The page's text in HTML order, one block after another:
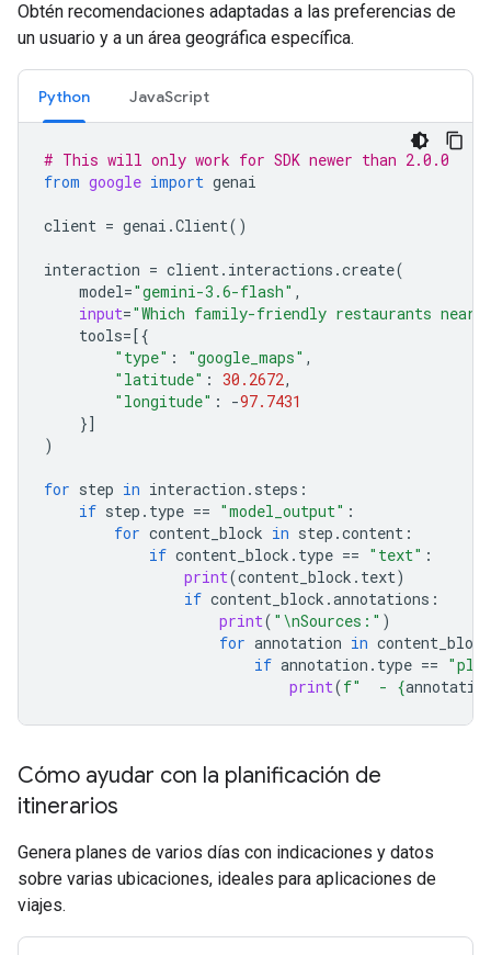
Obtén recomendaciones adaptadas a las preferencias de
un usuario y a un área geográfica específica.
Python JavaScript
# This will only work for SDK newer than 2.0.0
from google import genai
client = genai .Client()
interaction = client. interactions .create(
model="gemini-3.6-flash" ,
input="Which family-friendly restaurants near
tools=[{
"type" : "google_maps" ,
"latitude" : 30.2672,
"longitude" : -97.7431
}]
)
for step in interaction . steps :
if step . type == "model_output" :
for content_block in step .content :
if content_block . type == "text" :
print(content_block . text)
if content_block .annotations :
print( " \nSources:" )
for annotation in content_block
if annotation . type ==
print(f"  - {
Cómo ayudar con la planificación de
itinerarios
Genera planes de varios días con indicaciones y datos
sobre varias ubicaciones, ideales para aplicaciones de
viajes.